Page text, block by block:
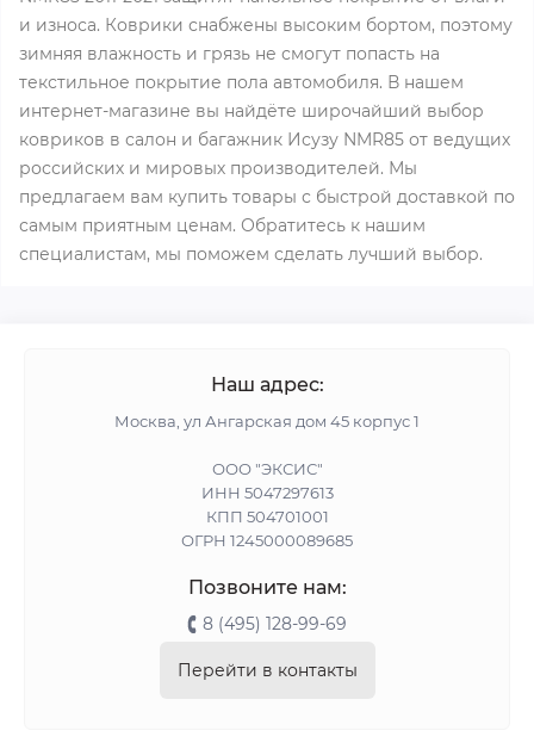
и износа. Коврики снабжены высоким бортом, поэтому
зимняя влажность и грязь не смогут попасть на
текстильное покрытие пола автомобиля. В нашем
интернет-магазине вы найдёте широчайший выбор
ковриков в салон и багажник Исузу NMR85 от ведущих
российских и мировых производителей. Мы
предлагаем вам купить товары с быстрой доставкой по
самым приятным ценам. Обратитесь к нашим
специалистам, мы поможем сделать лучший выбор.
Наш адрес:
Москва, ул Ангарская дом 45 корпус 1
ООО "ЭКСИС"
ИНН 5047297613
КПП 504701001
ОГРН 1245000089685
Позвоните нам:
8 (495) 128-99-69
Перейти в контакты